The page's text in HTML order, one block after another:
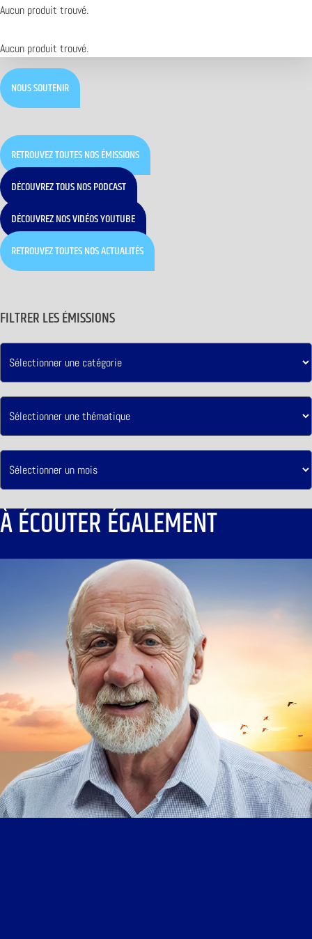
Aucun produit trouvé.
Aucun produit trouvé.
NOUS SOUTENIR
RETROUVEZ TOUTES NOS ÉMISSIONS
DÉCOUVREZ TOUS NOS PODCAST
DÉCOUVREZ NOS VIDÉOS YOUTUBE
RETROUVEZ TOUTES NOS ACTUALITÉS
FILTRER LES ÉMISSIONS
À ÉCOUTER ÉGALEMENT